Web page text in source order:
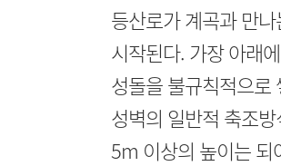
등산로가 계곡과 만
시작된다. 가장 아래
성돌을 불규칙적으로
성벽의 일반적 축조
5m 이상의 높이는 되